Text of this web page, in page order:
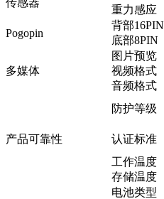
重力感应
Pogopin
背部16PIN
底部8PIN
多媒体
图片预览
视频格式
音频格式
产品可靠性
防护等级
认证标准
工作温度
存储温度
电池类型